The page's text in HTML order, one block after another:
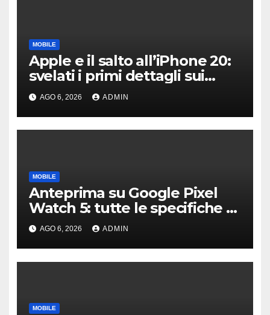
MOBILE
Apple e il salto all’iPhone 20:
svelati i primi dettagli sui
display dei futuri top di
gamma
AGO 6, 2026 ADMIN
MOBILE
Anteprima su Google Pixel
Watch 5: tutte le specifiche e
i prezzi trapelati
AGO 6, 2026 ADMIN
MOBILE